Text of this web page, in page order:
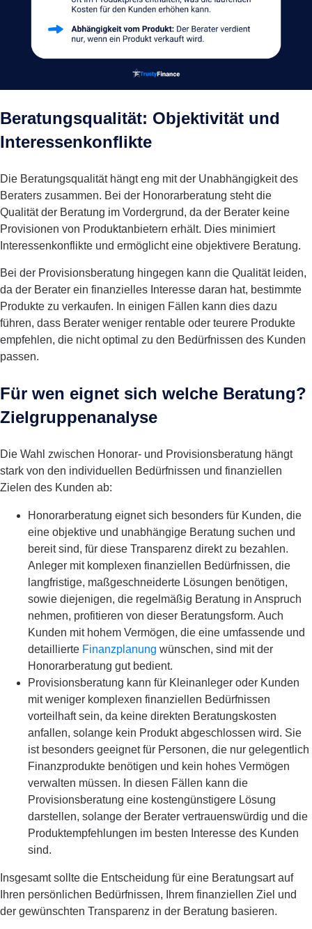
Beratungsqualität: Objektivität und
Interessenkonflikte
Die Beratungsqualität hängt eng mit der Unabhängigkeit des
Beraters zusammen. Bei der Honorarberatung steht die
Qualität der Beratung im Vordergrund, da der Berater keine
Provisionen von Produktanbietern erhält. Dies minimiert
Interessenkonflikte und ermöglicht eine objektivere Beratung.
Bei der Provisionsberatung hingegen kann die Qualität leiden,
da der Berater ein finanzielles Interesse daran hat, bestimmte
Produkte zu verkaufen. In einigen Fällen kann dies dazu
führen, dass Berater weniger rentable oder teurere Produkte
empfehlen, die nicht optimal zu den Bedürfnissen des Kunden
passen.
Für wen eignet sich welche Beratung?
Zielgruppenanalyse
Die Wahl zwischen Honorar- und Provisionsberatung hängt
stark von den individuellen Bedürfnissen und finanziellen
Zielen des Kunden ab:
Honorarberatung eignet sich besonders für Kunden, die
eine objektive und unabhängige Beratung suchen und
bereit sind, für diese Transparenz direkt zu bezahlen.
Anleger mit komplexen finanziellen Bedürfnissen, die
langfristige, maßgeschneiderte Lösungen benötigen,
sowie diejenigen, die regelmäßig Beratung in Anspruch
nehmen, profitieren von dieser Beratungsform. Auch
Kunden mit hohem Vermögen, die eine umfassende und
detaillierte Finanzplanung wünschen, sind mit der
Honorarberatung gut bedient.
Provisionsberatung kann für Kleinanleger oder Kunden
mit weniger komplexen finanziellen Bedürfnissen
vorteilhaft sein, da keine direkten Beratungskosten
anfallen, solange kein Produkt abgeschlossen wird. Sie
ist besonders geeignet für Personen, die nur gelegentlich
Finanzprodukte benötigen und kein hohes Vermögen
verwalten müssen. In diesen Fällen kann die
Provisionsberatung eine kostengünstigere Lösung
darstellen, solange der Berater vertrauenswürdig und die
Produktempfehlungen im besten Interesse des Kunden
sind.
Insgesamt sollte die Entscheidung für eine Beratungsart auf
Ihren persönlichen Bedürfnissen, Ihrem finanziellen Ziel und
der gewünschten Transparenz in der Beratung basieren.